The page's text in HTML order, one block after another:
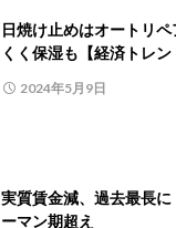
日焼け止めはオートリ
くく保湿も【経済トレン
2024年5月9日
実質賃金減、過去最長に
ーマン期超え